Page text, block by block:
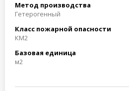
Метод производства
Гетерогенный
Класс пожарной опасности
КМ2
Базовая единица
м2